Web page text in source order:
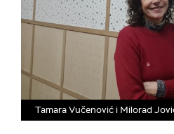
Tamara Vučenović i Milorad